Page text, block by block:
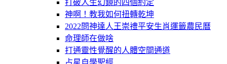
打破人生幻鏡的四個約定
神啊！教我如何扭轉乾坤
2022問神達人王崇禮平安生肖運籤農民曆
命理師在做啥
打通靈性覺醒的人體空間通道
占星自學聖經